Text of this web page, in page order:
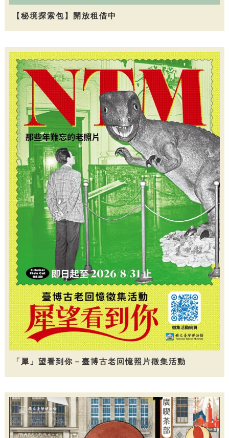
【秘境探索包】開放租借中
「犀」望看到你－臺博古老回憶照片徵集活動